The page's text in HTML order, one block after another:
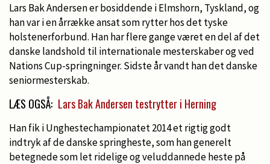
Lars Bak Andersen er bosiddende i Elmshorn, Tyskland, og
han var i en årrække ansat som rytter hos det tyske
holstenerforbund. Han har flere gange været en del af det
danske landshold til internationale mesterskaber og ved
Nations Cup-springninger. Sidste år vandt han det danske
seniormesterskab.
LÆS OGSÅ: Lars Bak Andersen testrytter i Herning
Han fik i Unghestechampionatet 2014 et rigtig godt
indtryk af de danske springheste, som han generelt
betegnede som let ridelige og veluddannede heste på